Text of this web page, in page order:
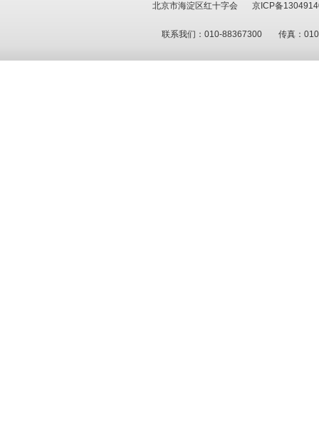
北京市海淀区红十字会 京ICP备
联系我们：010-88367300 传真：